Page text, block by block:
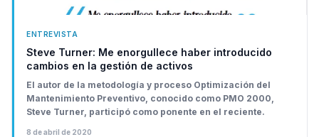
ENTREVISTA
Steve Turner: Me enorgullece haber introducido
cambios en la gestión de activos
El autor de la metodología y proceso Optimización del
Mantenimiento Preventivo, conocido como PMO 2000,
Steve Turner, participó como ponente en el reciente.
8 de abril de 2020